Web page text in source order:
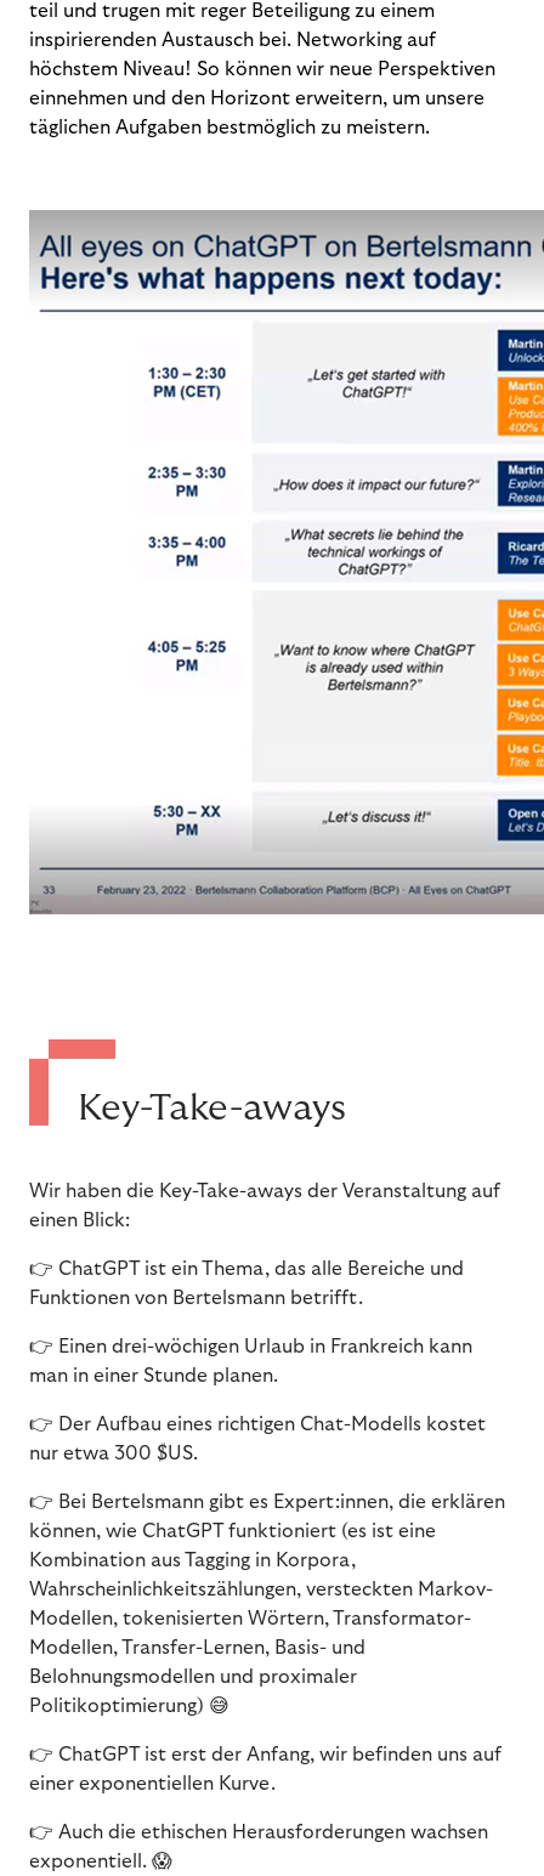
teil und trugen mit reger Beteiligung zu einem
inspirierenden Austausch bei. Networking auf
höchstem Niveau! So können wir neue Perspektiven
einnehmen und den Horizont erweitern, um unsere
täglichen Aufgaben bestmöglich zu meistern.
Key-Take-aways
Wir haben die Key-Take-aways der Veranstaltung auf
einen Blick:
👉 ChatGPT ist ein Thema, das alle Bereiche und
Funktionen von Bertelsmann betrifft.
👉 Einen drei-wöchigen Urlaub in Frankreich kann
man in einer Stunde planen.
👉 Der Aufbau eines richtigen Chat-Modells kostet
nur etwa 300 $US.
👉 Bei Bertelsmann gibt es Expert:innen, die erklären
können, wie ChatGPT funktioniert (es ist eine
Kombination aus Tagging in Korpora,
Wahrscheinlichkeitszählungen, versteckten Markov-
Modellen, tokenisierten Wörtern, Transformator-
Modellen, Transfer-Lernen, Basis- und
Belohnungsmodellen und proximaler
Politikoptimierung) 😅
👉 ChatGPT ist erst der Anfang, wir befinden uns auf
einer exponentiellen Kurve.
👉 Auch die ethischen Herausforderungen wachsen
exponentiell. 😱